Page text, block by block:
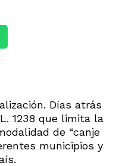
Días atrás
1238 que limita la
de “canje
municipios y